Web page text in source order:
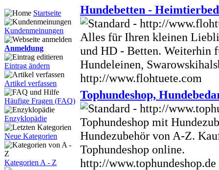
Startseite
Kundenmeinungen
Anmeldung
Eintrag ändern
Artikel verfassen
Häufige Fragen (FAQ)
Enzyklopädie
Neue Kategorien
Kategorien A - Z
Hundebetten -
Alles für Ihren kleinen
und HD - Betten. Weiterhin
Hundeleinen,
http://www.flohtuete.com
Tophundeshop,
Tophundeshop mit
Hundezubehör von A-Z.
Tophundeshop online.
http://www.tophundeshop.de